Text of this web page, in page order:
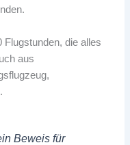
Flugstunden, die alles
aus
Beweis für